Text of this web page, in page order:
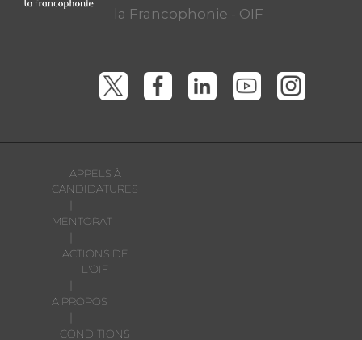
APPELS À
CANDIDATURES
MENTORAT
ACTIONS DE
L'OIF
A PROPOS
CONDITIONS
la Francophonie - OIF